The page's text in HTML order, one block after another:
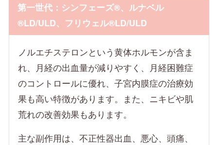
第一世代：シンフェーズ®、ルナベル
®LD/ULD、フリウェル®LD/ULD
ノルエチステロンという黄体ホルモンが含ま
れ、月経の出血量が減りやすく、月経困難症
のコントロールに優れ、子宮内膜症の治療効
果も高い特徴があります。また、ニキビや肌
荒れの改善効果もあります。
主な副作用は、不正性器出血、悪心、頭痛、